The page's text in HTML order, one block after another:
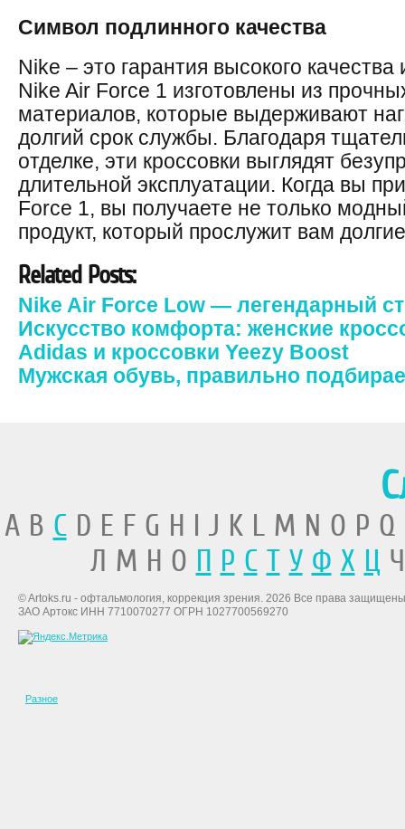
Символ подлинного качества
Nike – это гарантия высокого
Nike Air Force 1 изготовлены из
материалов, которые выдерживают
долгий срок службы. Благодаря
отделке, эти кроссовки выглядят
длительной эксплуатации. Когда вы
Force 1, вы получаете не только
продукт, который прослужит вам
Related Posts:
Nike Air Force Low — легендарный
Искусство комфорта: женские
Adidas и кроссовки Yeezy Boost
Мужская обувь, правильно
A B CD E F G H I J K L M N O P
Л М Н О П Р С Т У Ф Х Ц
© Artoks.ru - офтальмология, коррекция зрения. 2026 Все права
ЗАО Артокс ИНН 7710070277 ОГРН 1027700569270
Разное